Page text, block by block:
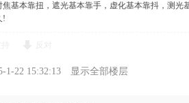
基本靠扭，遮光基本靠手，虚化基本靠抖，测
!
1-22 15:32:13 显示全部楼层